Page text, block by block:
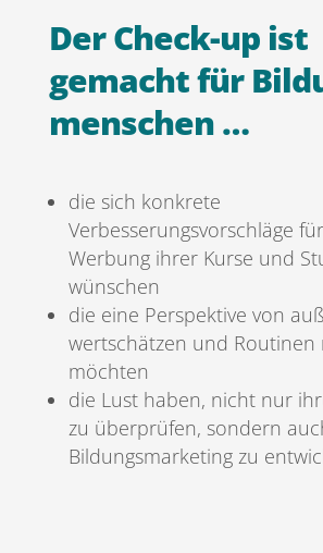
Der Check-up ist
gemacht für
menschen …
die sich konkrete
Verbesserungsvorschläge
Werbung ihrer Kurse und
wünschen
die eine Perspektive von
wertschätzen und Routinen
möchten
die Lust haben, nicht nur
zu überprüfen, sondern
Bildungsmarketing zu